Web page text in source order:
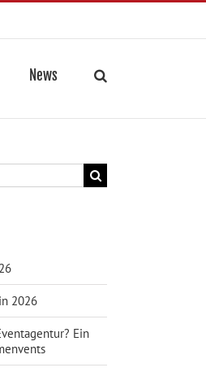
News
2026
Ein